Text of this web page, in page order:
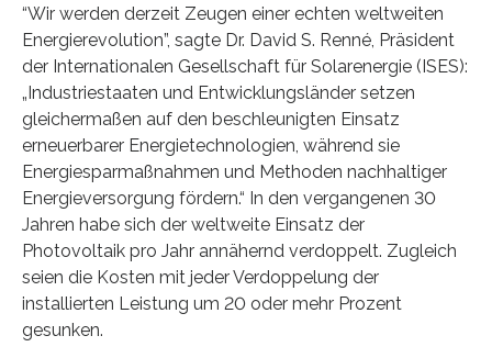
“Wir werden derzeit Zeugen einer echten weltweiten
Energierevolution”, sagte Dr. David S. Renné, Präsident
der Internationalen Gesellschaft für Solarenergie (ISES):
„Industriestaaten und Entwicklungsländer setzen
gleichermaßen auf den beschleunigten Einsatz
erneuerbarer Energietechnologien, während sie
Energiesparmaßnahmen und Methoden nachhaltiger
Energieversorgung fördern.“ In den vergangenen 30
Jahren habe sich der weltweite Einsatz der
Photovoltaik pro Jahr annähernd verdoppelt. Zugleich
seien die Kosten mit jeder Verdoppelung der
installierten Leistung um 20 oder mehr Prozent
gesunken.